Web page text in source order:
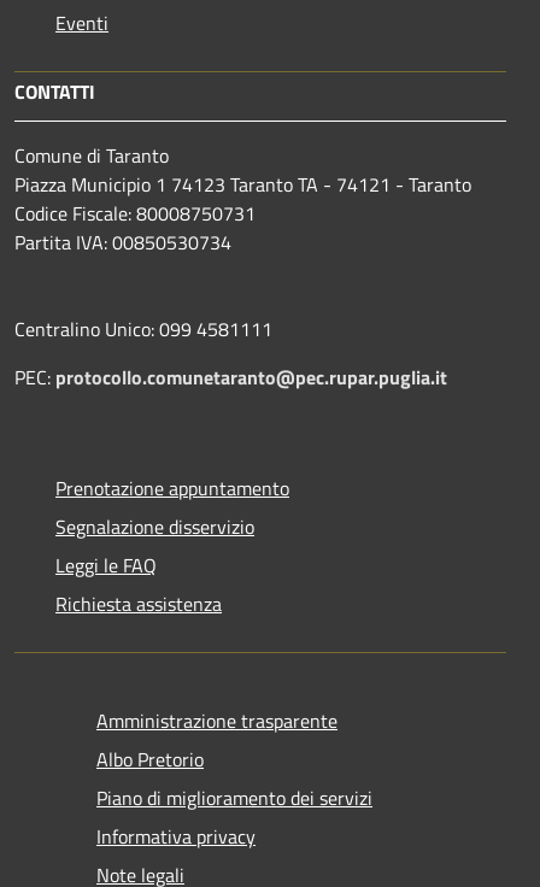
Eventi
CONTATTI
Comune di Taranto
Piazza Municipio 1 74123 Taranto TA - 74121 - Taranto
Codice Fiscale: 80008750731
Partita IVA: 00850530734
Centralino Unico: 099 4581111
PEC: protocollo.comunetaranto@pec.rupar.puglia.it
Prenotazione appuntamento
Segnalazione disservizio
Leggi le FAQ
Richiesta assistenza
Amministrazione trasparente
Albo Pretorio
Piano di miglioramento dei servizi
Informativa privacy
Note legali